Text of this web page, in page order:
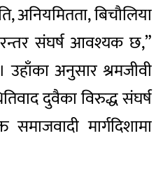
अनियमितता, बिचौलिया
संघर्ष आवश्यक छ,”
उहाँका अनुसार श्रमजीवी
दुवैका विरुद्ध संघर्ष
समाजवादी मार्गदिशामा